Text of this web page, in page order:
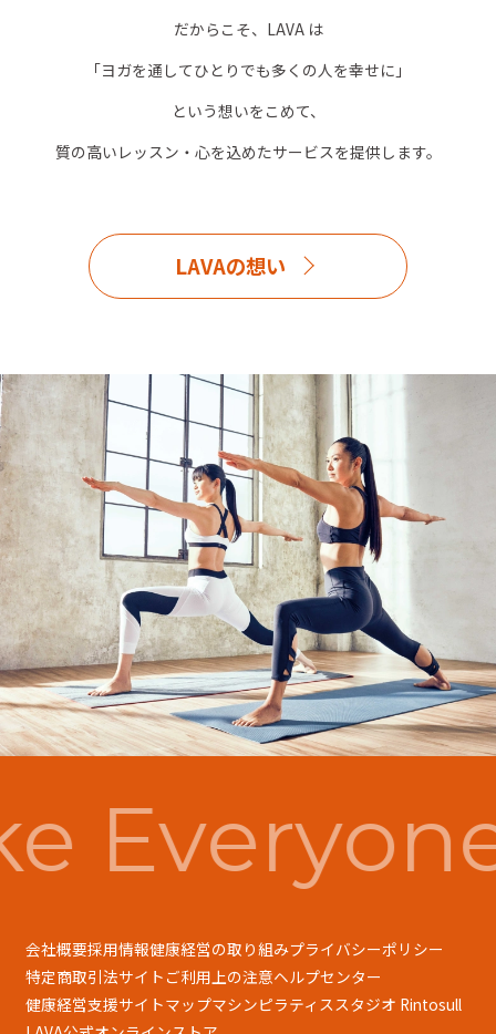
だからこそ、LAVA は
「ヨガを通してひとりでも多くの人を幸せに」
という想いをこめて、
質の高いレッスン・心を込めたサービスを提供します。
LAVAの想い
会社概要採用情報健康経営の取り組みプライバシーポリシー
特定商取引法サイトご利用上の注意ヘルプセンター
健康経営支援サイトマップマシンピラティススタジオ Rintosull